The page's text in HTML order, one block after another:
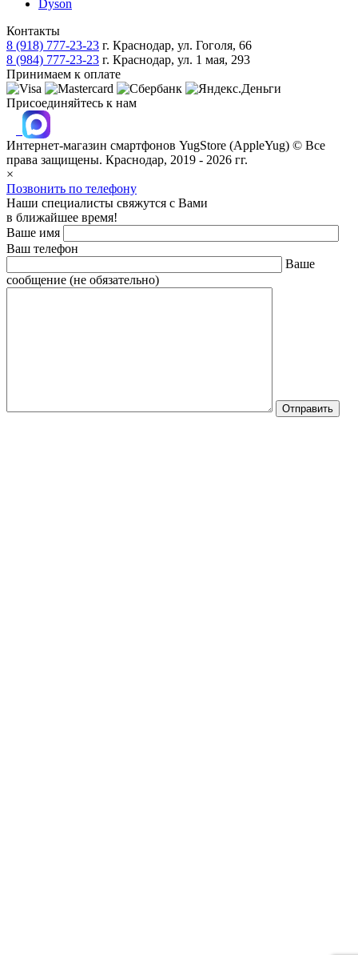
Dyson
Контакты
8 (918) 777-23-23 г. Краснодар, ул. Гоголя, 66
8 (984) 777-23-23 г. Краснодар, ул. 1 мая, 293
Принимаем к оплате
Присоединяйтесь к нам
Интернет-магазин смартфонов YugStore (AppleYug) © Все
права защищены. Краснодар, 2019 - 2026 гг.
×
Позвонить по телефону
Наши специалисты свяжутся с Вами
в ближайшее время!
Ваше имя
Ваш телефон
Ваше
сообщение (не обязательно)